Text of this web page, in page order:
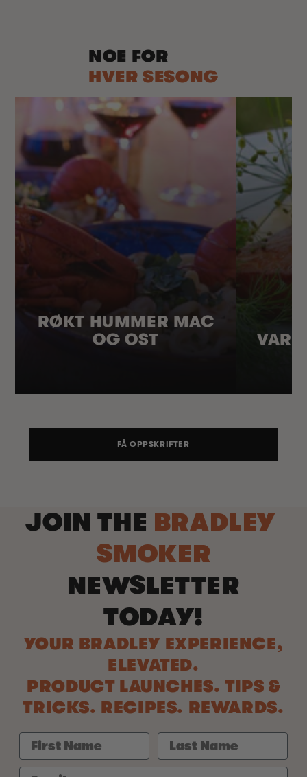
NOE FOR
HVER SESONG
RØKT HUMMER MAC
OG OST
FÅ OPPSKRIFTER
JOIN THE BRADLEY
SMOKER
NEWSLETTER
TODAY!
YOUR BRADLEY EXPERIENCE,
ELEVATED.
PRODUCT LAUNCHES. TIPS &
TRICKS. RECIPES. REWARDS.